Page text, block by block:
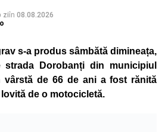
ne ca sursă preferată
ne pe Google News
Sebeș
ziîn 08.08.2026
s-a produs sâmbătă dimineața,
Dorobanți din municipiul
vârstă de 66 de ani a fost rănită
de o motocicletă.